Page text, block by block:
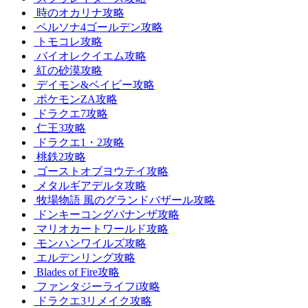
時のオカリナ攻略
ペルソナ4ゴールデン攻略
トモコレ攻略
バイオレクイエム攻略
紅の砂漠攻略
デイモン&ベイビー攻略
ポケモンZA攻略
ドラクエ7攻略
仁王3攻略
ドラクエ1・2攻略
桃鉄2攻略
ゴーストオブヨウテイ攻略
メタルギアデルタ攻略
牧場物語 風のグランドバザール攻略
ドンキーコングバナンザ攻略
マリオカートワールド攻略
モンハンワイルズ攻略
エルデンリング攻略
Blades of Fire攻略
ファンタジーライフi攻略
ドラクエ3リメイク攻略